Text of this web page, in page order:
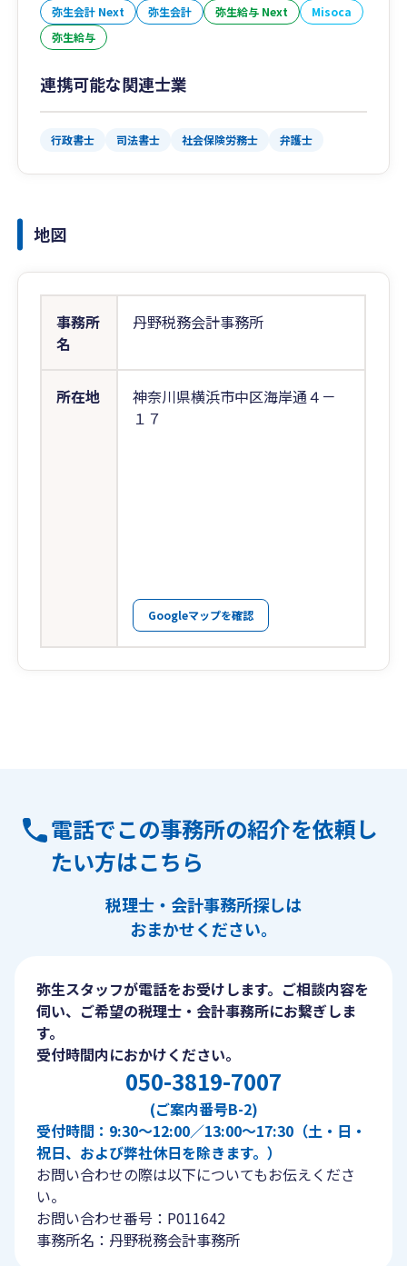
弥生会計 Next 弥生会計 弥生給与 Next
Misoca
弥生給与
連携可能な関連士業
行政書士 司法書士 社会保険労務士 弁護士
地図
事務所
名
丹野税務会計事務所
所在地
神奈川県横浜市中区海岸通４－
１７
Googleマップを確認
電話でこの事務所の紹介を依頼し
たい方はこちら
税理士・会計事務所探しは
おまかせください。
弥生スタッフが電話をお受けします。ご相談内容を
伺い、ご希望の税理士・会計事務所にお繋ぎしま
す。
受付時間内におかけください。
050-3819-7007
(ご案内番号B-2)
受付時間：9:30〜12:00／13:00〜17:30（土・日・
祝日、および弊社休日を除きます。）
お問い合わせの際は以下についてもお伝えくださ
い。
お問い合わせ番号：P011642
事務所名：丹野税務会計事務所